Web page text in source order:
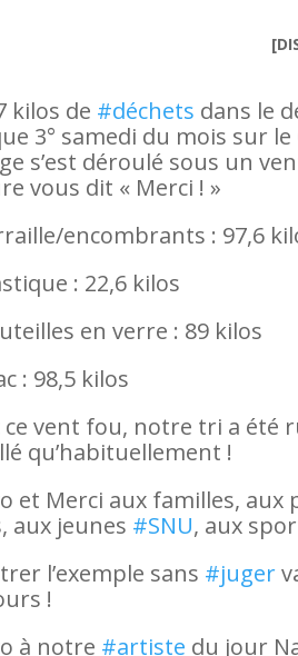
kilos de #déchets dans le
3° samedi du mois sur
s’est déroulé sous un
vous dit « Merci ! »
encombrants : 97,6
: 22,6 kilos
en verre : 89 kilos
: 98,5 kilos
ce vent fou, notre tri a été
qu’habituellement !
et Merci aux familles,
aux jeunes #SNU, aux
l’exemple sans #juger
!
à notre #artiste du jour